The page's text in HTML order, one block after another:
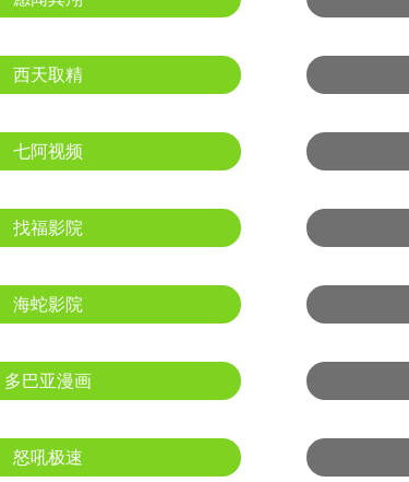
西天取精
七阿视频
找福影院
海蛇影院
多巴亚漫画
怒吼极速